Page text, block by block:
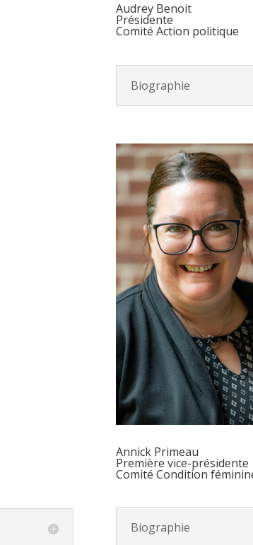
Audrey Benoit
Présidente
Comité Action politique
Biographie
Annick Primeau
Première vice-présidente
Comité Condition
Biographie